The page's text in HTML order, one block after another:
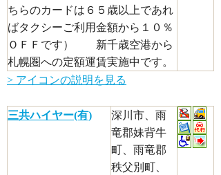
ちらのカードは６５歳以上であれ
ばタクシーご利用金額から１０％
ＯＦＦです） 新千歳空港から
札幌圏への定額運賃実施中です。
> アイコンの説明を見る
三共ハイヤー(有)
深川市、雨
竜郡妹背牛
町、雨竜郡
秩父別町、